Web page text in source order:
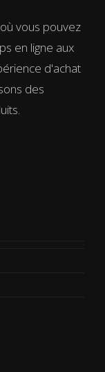
vous pouvez
en ligne aux
d'achat
des